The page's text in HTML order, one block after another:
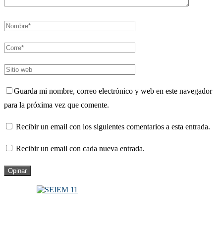
Guarda mi nombre, correo electrónico y web en este navegador
para la próxima vez que comente.
Recibir un email con los siguientes comentarios a esta entrada.
Recibir un email con cada nueva entrada.